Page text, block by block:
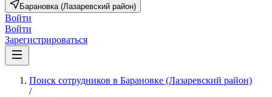
Барановка (Лазаревский район)
Войти
Войти
Зарегистрироваться
Поиск сотрудников в Барановке (Лазаревский район)
/